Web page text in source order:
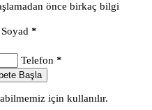
önce birkaç bilgi
Soyad *
Telefon *
Başla
için kullanılır.